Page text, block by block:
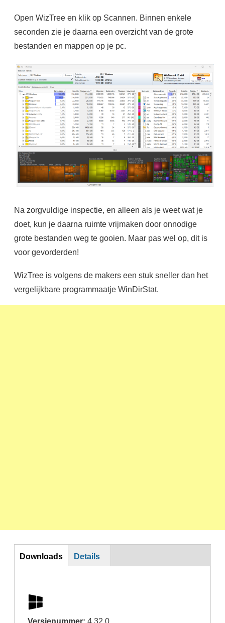
Open WizTree en klik op Scannen. Binnen enkele
seconden zie je daarna een overzicht van de grote
bestanden en mappen op je pc.
Na zorgvuldige inspectie, en alleen als je weet wat je
doet, kun je daarna ruimte vrijmaken door onnodige
grote bestanden weg te gooien. Maar pas wel op, dit is
voor gevorderden!
WizTree is volgens de makers een stuk sneller dan het
vergelijkbare programmaatje WinDirStat.
DL
Downloads Details
Versienummer:4.32.0